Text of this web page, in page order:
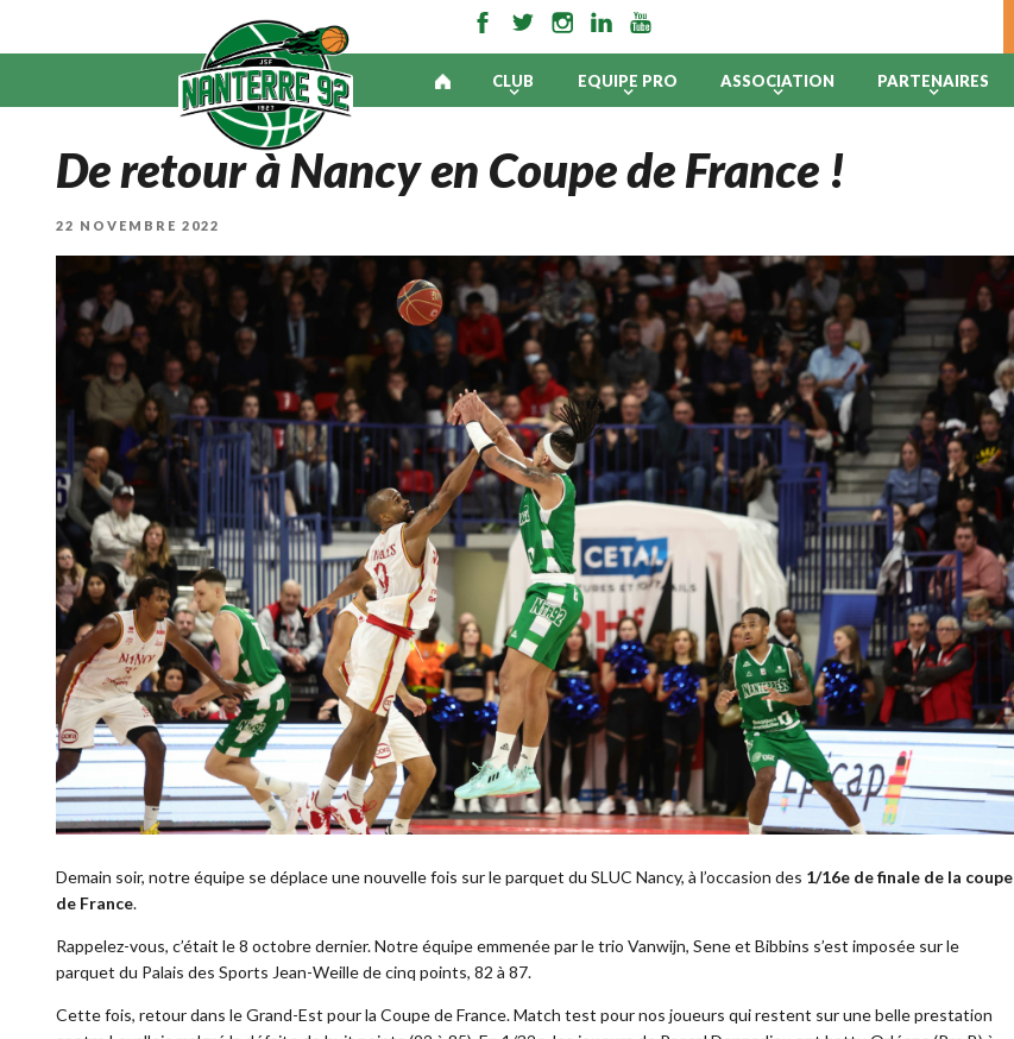
CLUB EQUIPE PRO ASSOCIATION PARTENAIRES
De retour à Nancy en Coupe de France !
PUBLIÉ
22 NOVEMBRE 2022
Demain soir, notre équipe se déplace une nouvelle fois sur le parquet du SLUC Nancy, à l’occasion des 1/16e de finale de la coupe
de France.
Rappelez-vous, c’était le 8 octobre dernier. Notre équipe emmenée par le trio Vanwijn, Sene et Bibbins s’est imposée sur le
parquet du Palais des Sports Jean-Weille de cinq points, 82 à 87.
Cette fois, retour dans le Grand-Est pour la Coupe de France. Match test pour nos joueurs qui restent sur une belle prestation